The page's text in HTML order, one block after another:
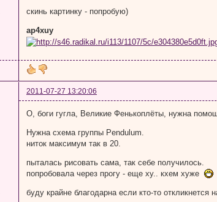
cкинь картинку - попробую)
ap4xuy
2011-07-27 13:20:06
О, боги гугла, Великие Фенькоплёты, нужна
Нужна схема группы Pendulum.
ниток максимум так в 20.
пыталась рисовать сама, так себе получилось.
попробовала через прогу - еще ху.. кхем хуже
буду крайне благодарна если кто-то